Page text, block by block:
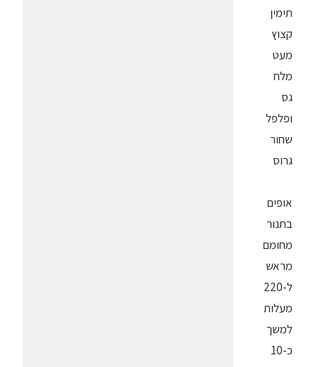
תימין
קצוץ
מעט
מלח
גס
ופלפל
שחור
גרוס
אופים
בתנור
מחומם
מראש
ל-220
מעלות
למשך
כ-10